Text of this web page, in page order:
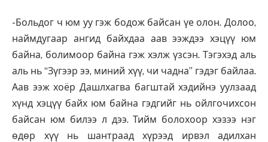
-Больдог ч юм уу гэж бодож байсан үе олон. Долоо,
наймдугаар ангид байхдаа аав ээждээ хэцүү юм
байна, болимоор байна гэж хэлж үзсэн. Тэгэхэд аль
аль нь “Зүгээр ээ, миний хүү, чи чадна” гэдэг байлаа.
Аав ээж хоёр Дашлхагва багштай хэдийнэ уулзаад
хүнд хэцүү байх юм байна гэдгийг нь ойлгочихсон
байсан юм билээ л дээ. Тийм болохоор хэзээ нэг
өдөр хүү нь шантраад хүрээд ирвэл адилхан